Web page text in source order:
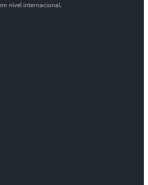
nível internacional.